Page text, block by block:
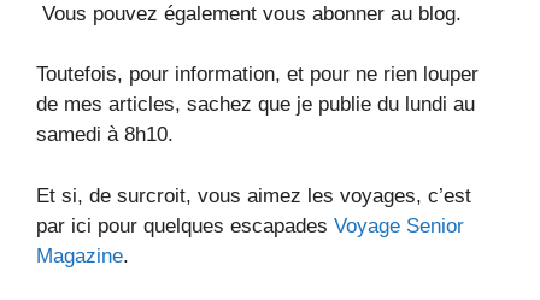
Vous pouvez également vous abonner au blog.
Toutefois, pour information, et pour ne rien louper
de mes articles, sachez que je publie du lundi au
samedi à 8h10.
Et si, de surcroit, vous aimez les voyages, c’est
par ici pour quelques escapades Voyage Senior
Magazine.